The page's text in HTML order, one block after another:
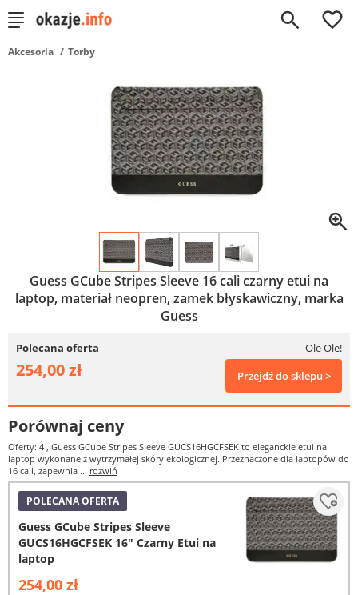
0
Akcesoria Torby
Guess GCube Stripes Sleeve 16 cali czarny etui na
laptop, materiał neopren, zamek błyskawiczny, marka
Guess
Polecana oferta Ole Ole!
254,00 zł Przejdź do sklepu >
Porównaj ceny
Oferty: 4 , Guess GCube Stripes Sleeve GUCS16HGCFSEK to eleganckie etui na
laptop wykonane z wytrzymałej skóry ekologicznej. Przeznaczone dla laptopów do
16 cali, zapewnia ... rozwiń
POLECANA OFERTA
Guess GCube Stripes Sleeve
GUCS16HGCFSEK 16" Czarny Etui na
laptop
254,00 zł